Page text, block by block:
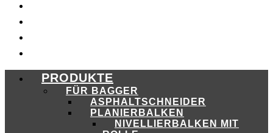
PRODUKTE
FÜR BAGGER
ASPHALTSCHNEIDER
PLANIERBALKEN
NIVELLIERBALKEN MIT